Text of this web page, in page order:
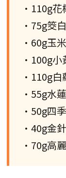
•110g花
•75g筊
•60g玉
•100g小
•110g白
•55g水
•50g四
•40g金
•70g高